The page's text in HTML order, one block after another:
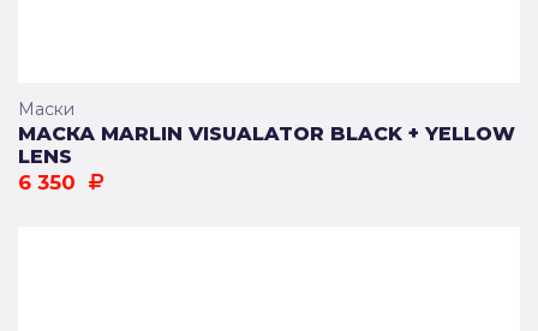
Маски
МАСКА MARLIN VISUALATOR BLACK + YELLOW
LENS
6 350